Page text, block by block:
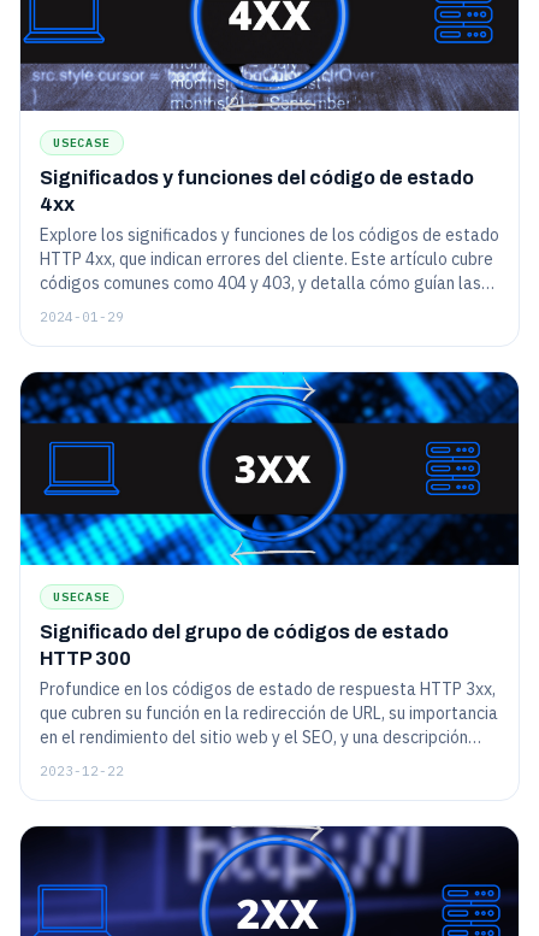
USECASE
Significados y funciones del código de estado
4xx
Explore los significados y funciones de los códigos de estado
HTTP 4xx, que indican errores del cliente. Este artículo cubre
códigos comunes como 404 y 403, y detalla cómo guían las
interacciones y la solución de problemas del usuario del sitio
2024-01-29
USECASE
Significado del grupo de códigos de estado
HTTP 300
Profundice en los códigos de estado de respuesta HTTP 3xx,
que cubren su función en la redirección de URL, su importancia
en el rendimiento del sitio web y el SEO, y una descripción
general de códigos comunes como 301 (redireccionamiento
2023-12-22